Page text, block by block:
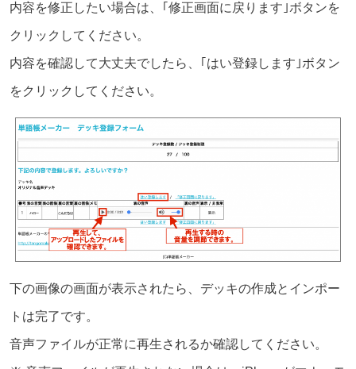
内容を修正したい場合は、｢修正画面に戻ります｣ボタンを
クリックしてください。
内容を確認して大丈夫でしたら、｢はい登録します｣ボタン
をクリックしてください。
下の画像の画面が表示されたら、デッキの作成とインポー
トは完了です。
音声ファイルが正常に再生されるか確認してください。